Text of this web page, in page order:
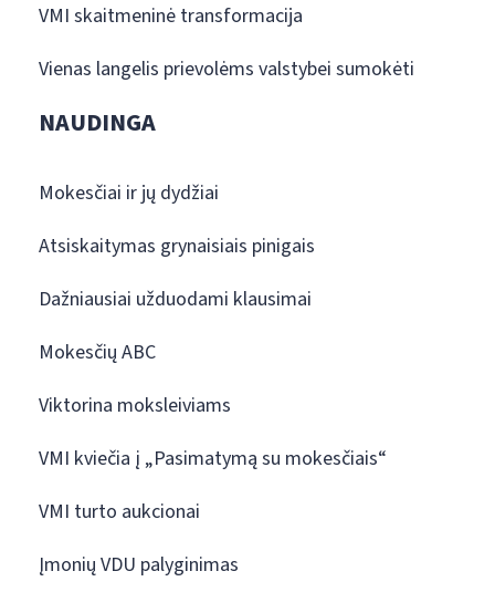
VMI skaitmeninė transformacija
Vienas langelis prievolėms valstybei sumokėti
NAUDINGA
Mokesčiai ir jų dydžiai
Atsiskaitymas grynaisiais pinigais
Dažniausiai užduodami klausimai
Mokesčių ABC
Viktorina moksleiviams
VMI kviečia į „Pasimatymą su mokesčiais“
VMI turto aukcionai
Įmonių VDU palyginimas